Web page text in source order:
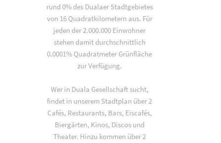
rund 0% des Dualaer Stadtgebietes
von 16 Quadratkilometern aus. Für
jeden der 2.000.000 Einwohner
stehen damit durchschnittlich
0.0001% Quadratmeter Grünfläche
zur Verfügung.
Wer in Duala Gesellschaft sucht,
findet in unserem Stadtplan über 2
Cafés, Restaurants, Bars, Eiscafés,
Biergärten, Kinos, Discos und
Theater. Hinzu kommen über 2